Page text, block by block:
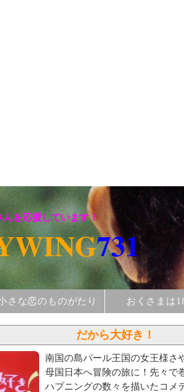
んを応援しています！
731
さな恋のものがたり おくさまは
だから大好き！
南国の島パール王国の女王様さ
母国日本へ冒険の旅に！先々で
ハプニングの数々を描いたコメ